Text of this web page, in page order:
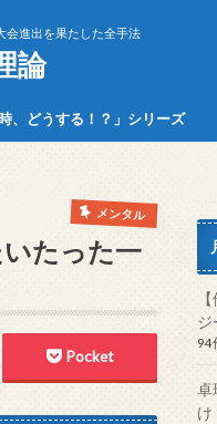
会進出を果たした全手法
論
時、どうする！？」シリーズ
メンタル
たった一
Pocket
ジ
94
卓
け